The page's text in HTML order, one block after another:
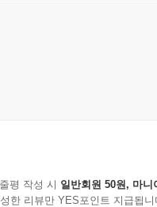
본기는 물론, 캐릭터에 생
.평 작성 시 일반회원 50원, 마니
한 리뷰만 YES포인트 지급됩니